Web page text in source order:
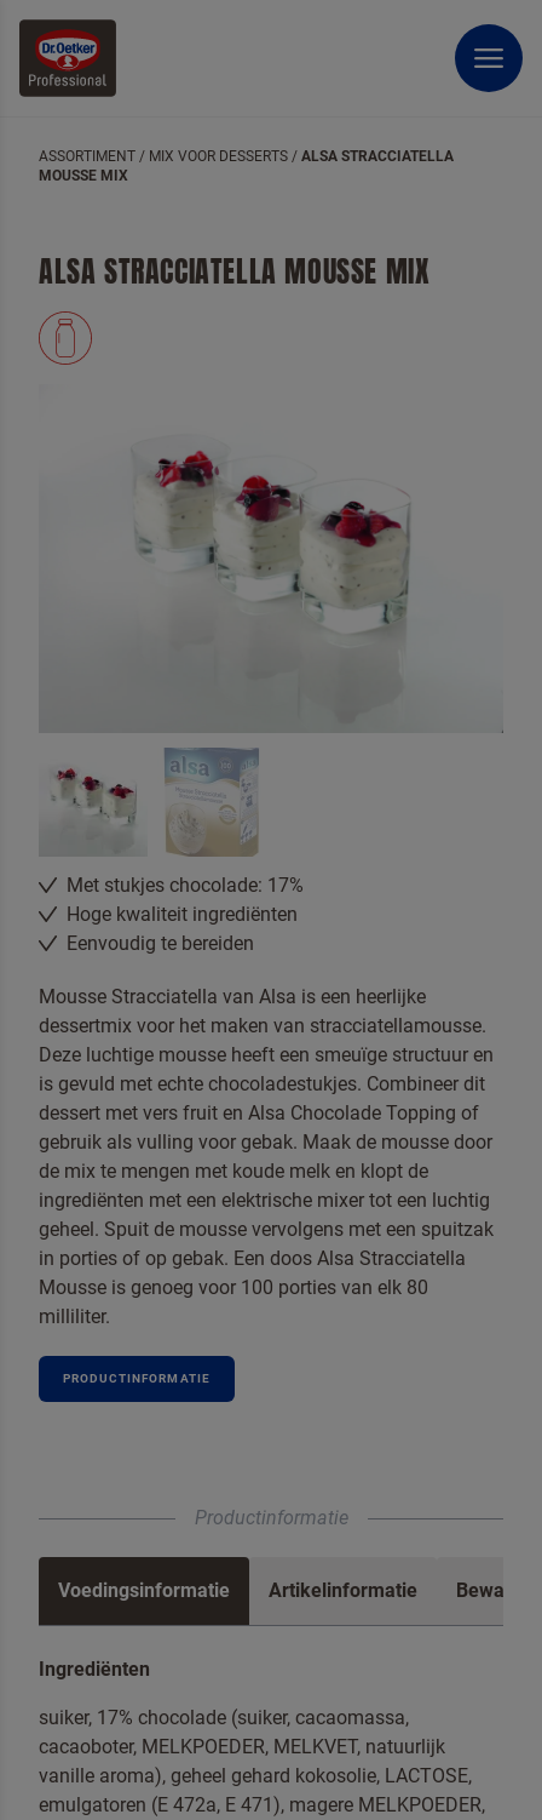
ASSORTIMENT / MIX VOOR DESSERTS / ALSA STRACCIATELLA
MOUSSE MIX
ALSA STRACCIATELLA MOUSSE MIX
Met stukjes chocolade: 17%
Hoge kwaliteit ingrediënten
Eenvoudig te bereiden
Mousse Stracciatella van Alsa is een heerlijke
dessertmix voor het maken van stracciatellamousse.
Deze luchtige mousse heeft een smeuïge structuur en
is gevuld met echte chocoladestukjes. Combineer dit
dessert met vers fruit en Alsa Chocolade Topping of
gebruik als vulling voor gebak. Maak de mousse door
de mix te mengen met koude melk en klopt de
ingrediënten met een elektrische mixer tot een luchtig
geheel. Spuit de mousse vervolgens met een spuitzak
in porties of op gebak. Een doos Alsa Stracciatella
Mousse is genoeg voor 100 porties van elk 80
milliliter.
PRODUCTINFORMATIE
Productinformatie
Voedingsinformatie Artikelinformatie Bewaren
Ingrediënten
suiker, 17% chocolade (suiker, cacaomassa,
cacaoboter, MELKPOEDER, MELKVET, natuurlijk
vanille aroma), geheel gehard kokosolie, LACTOSE,
emulgatoren (E 472a, E 471), magere MELKPOEDER,
Om spam te bestrijden, selecteer hieronder de
afbeelding van dePannenkoeken